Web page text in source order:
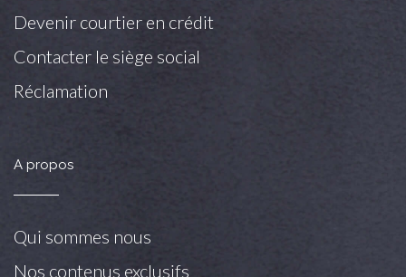
Devenir courtier en crédit
Contacter le siège social
Réclamation
A propos
Qui sommes nous
Nos contenus exclusifs